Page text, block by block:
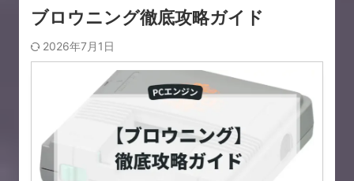
ブロウニング徹底攻略ガイド
2026年7月1日